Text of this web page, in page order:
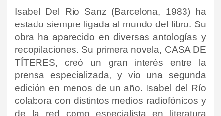
Isabel Del Rio Sanz (Barcelona, 1983) ha
estado siempre ligada al mundo del libro. Su
obra ha aparecido en diversas antologías y
recopilaciones. Su primera novela, CASA DE
TÍTERES, creó un gran interés entre la
prensa especializada, y vio una segunda
edición en menos de un año. Isabel del Río
colabora con distintos medios radiofónicos y
de la red como especialista en literatura